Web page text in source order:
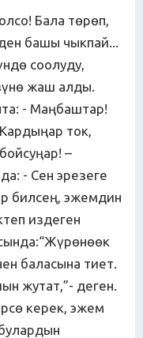
Бала төрөп,
башы чыкпай...
соолуду,
жаш алды.
- Маңбаштар!
ток,
–
- Сен эрезеге
билсең, эжемдин
издеген
баласына тиет.
жутат,”- деген.
керек, эжем